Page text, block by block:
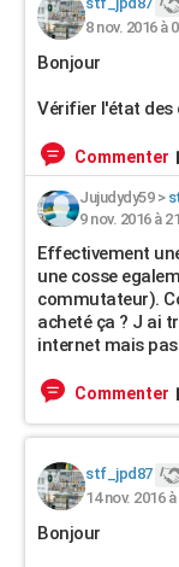
8 nov. 2016 à
Bonjour
Vérifier l'état des
Commenter
Jujudydy59>
9 nov. 2016 à
Effectivement
une cosse
commutateur).
acheté ça ? J ai
internet mais
Commenter
stf_jpd87
14 nov. 2016 à
Bonjour